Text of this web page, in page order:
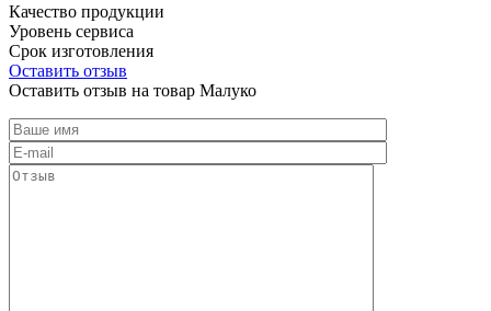
Качество продукции
Уровень сервиса
Срок изготовления
Оставить отзыв
Оставить отзыв на товар Малуко